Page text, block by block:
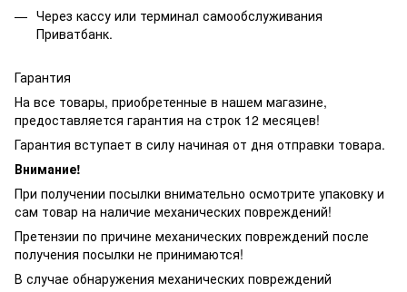
Через кассу или терминал самообслуживания
Приватбанк.
Гарантия
На все товары, приобретенные в нашем магазине,
предоставляется гарантия на строк 12 месяцев!
Гарантия вступает в силу начиная от дня отправки товара.
Внимание!
При получении посылки внимательно осмотрите упаковку и
сам товар на наличие механических повреждений!
Претензии по причине механических повреждений после
получения посылки не принимаются!
В случае обнаружения механических повреждений